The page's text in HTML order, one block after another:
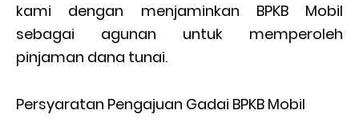
kami dengan menjaminkan BPKB Mobil
sebagai agunan untuk memperoleh
pinjaman dana tunai.
Persyaratan Pengajuan Gadai BPKB Mobil